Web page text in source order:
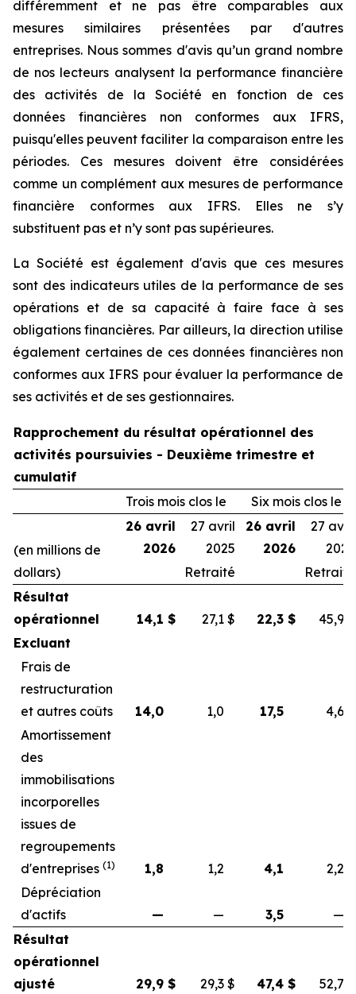
différemment et ne pas être comparables aux
mesures similaires présentées par d'autres
entreprises. Nous sommes d'avis qu’un grand nombre
de nos lecteurs analysent la performance financière
des activités de la Société en fonction de ces
données financières non conformes aux IFRS,
puisqu'elles peuvent faciliter la comparaison entre les
périodes. Ces mesures doivent être considérées
comme un complément aux mesures de performance
financière conformes aux IFRS. Elles ne s’y
substituent pas et n’y sont pas supérieures.
La Société est également d'avis que ces mesures
sont des indicateurs utiles de la performance de ses
opérations et de sa capacité à faire face à ses
obligations financières. Par ailleurs, la direction utilise
également certaines de ces données financières non
conformes aux IFRS pour évaluer la performance de
ses activités et de ses gestionnaires.
Rapprochement du résultat opérationnel des
activités poursuivies - Deuxième trimestre et
cumulatif
Trois mois clos le
Six mois clos le
(en millions de
dollars)
26 avril
2026
27 avril
2025
26 avril
2026
27 avril
2025
Retraité
Retraité
Résultat
opérationnel
14,1 $ 27,1 $ 22,3 $ 45,9
Excluant
Frais de
restructuration
et autres coûts
14,0 1,0 17,5
4,6
Amortissement
des
immobilisations
incorporelles
issues de
regroupements
d'entreprises (1) 1,8 1,2 4,1
2,2
Dépréciation
d'actifs
— — 3,5
—
Résultat
opérationnel
ajusté
29,9 $ 29,3 $ 47,4 $ 52,7